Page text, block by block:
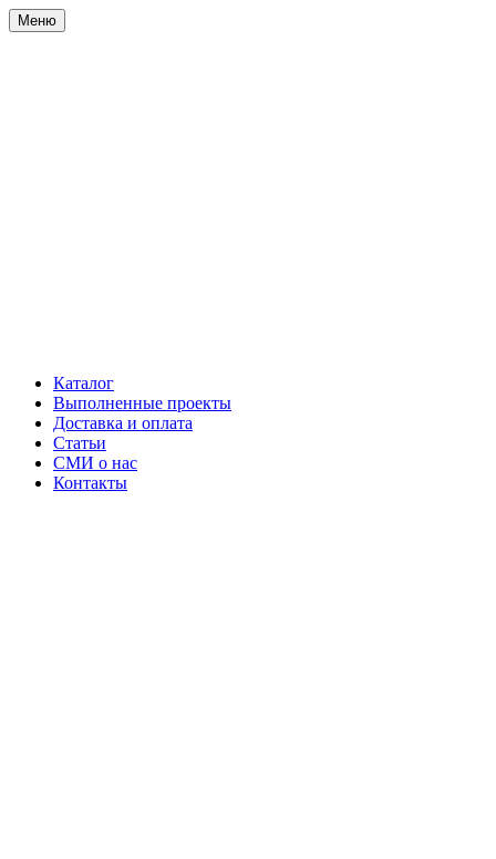
Меню
Каталог
Выполненные проекты
Доставка и оплата
Статьи
СМИ о нас
Контакты